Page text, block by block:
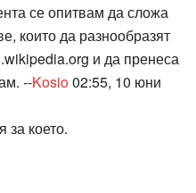
се опитвам да сложа
които да разнообразят
и да пренеса
--Kosio02:55, 10 юни
за което.